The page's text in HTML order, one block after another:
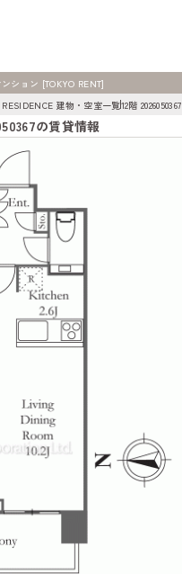
ション [TOKYO RENT]
建物・空室一覧12階 2026050367
の賃貸情報